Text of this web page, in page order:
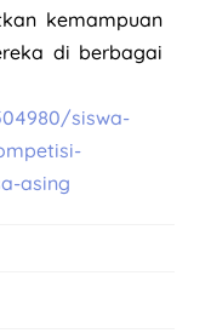
kemampuan
di berbagai
siswa-
asing